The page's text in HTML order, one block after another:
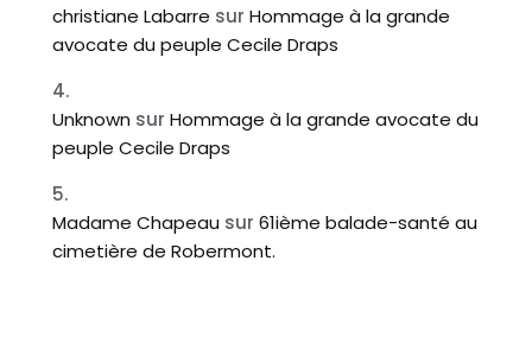
christiane Labarre sur Hommage à la grande
avocate du peuple Cecile Draps
Unknown sur Hommage à la grande avocate du
peuple Cecile Draps
Madame Chapeau sur 61ième balade-santé au
cimetière de Robermont.